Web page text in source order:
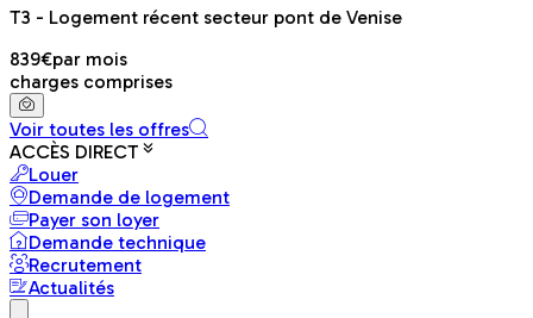
T3 - Logement récent secteur pont de Venise
839€par mois
charges comprises
Voir toutes les offres
ACCÈS DIRECT
Louer
Demande de logement
Payer son loyer
Demande technique
Recrutement
Actualités